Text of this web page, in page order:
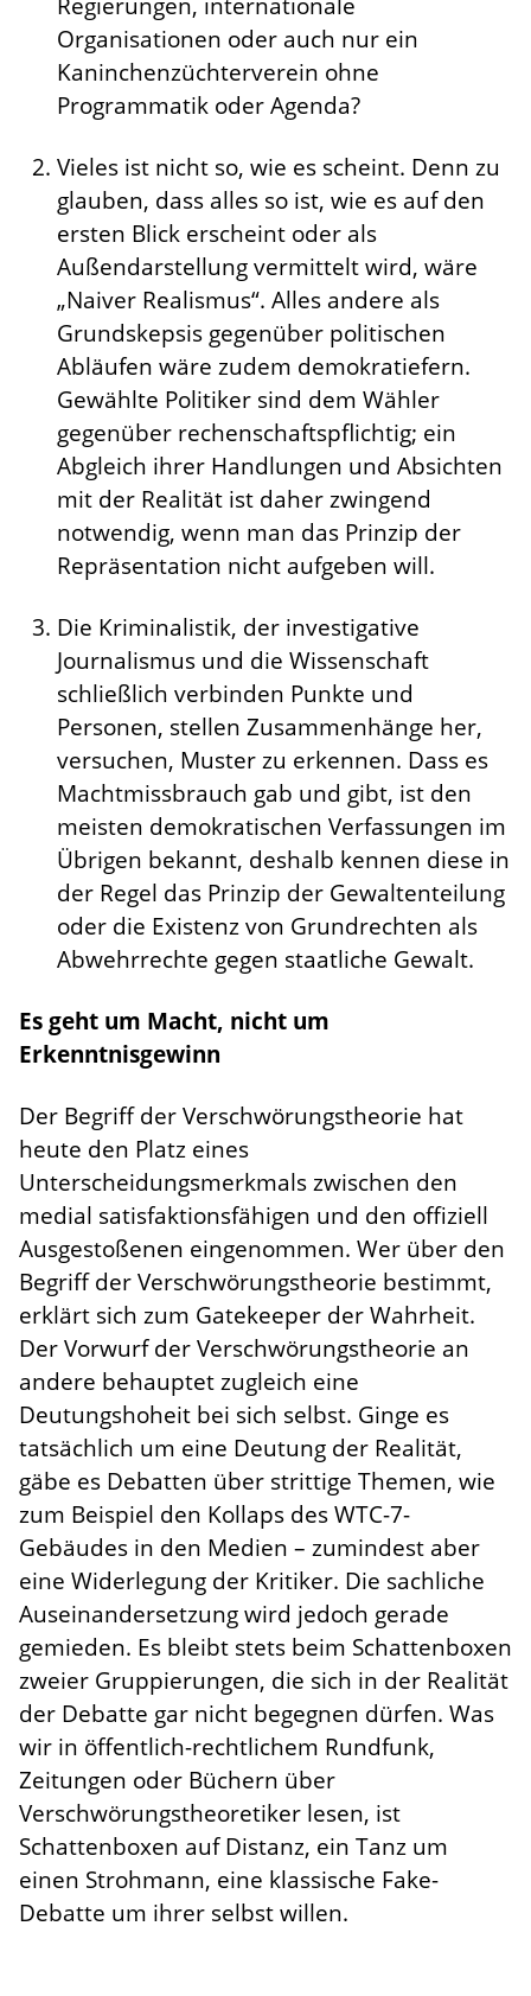
Organisationen oder auch nur ein
Kaninchenzüchterverein ohne
Programmatik oder Agenda?
Vieles ist nicht so, wie es scheint. Denn zu
glauben, dass alles so ist, wie es auf den
ersten Blick erscheint oder als
Außendarstellung vermittelt wird, wäre
„Naiver Realismus“. Alles andere als
Grundskepsis gegenüber politischen
Abläufen wäre zudem demokratiefern.
Gewählte Politiker sind dem Wähler
gegenüber rechenschaftspflichtig; ein
Abgleich ihrer Handlungen und Absichten
mit der Realität ist daher zwingend
notwendig, wenn man das Prinzip der
Repräsentation nicht aufgeben will.
Die Kriminalistik, der investigative
Journalismus und die Wissenschaft
schließlich verbinden Punkte und
Personen, stellen Zusammenhänge her,
versuchen, Muster zu erkennen. Dass es
Machtmissbrauch gab und gibt, ist den
meisten demokratischen Verfassungen im
Übrigen bekannt, deshalb kennen diese in
der Regel das Prinzip der Gewaltenteilung
oder die Existenz von Grundrechten als
Abwehrrechte gegen staatliche Gewalt.
Es geht um Macht, nicht um
Erkenntnisgewinn
Der Begriff der Verschwörungstheorie hat
heute den Platz eines
Unterscheidungsmerkmals zwischen den
medial satisfaktionsfähigen und den offiziell
Ausgestoßenen eingenommen. Wer über den
Begriff der Verschwörungstheorie bestimmt,
erklärt sich zum Gatekeeper der Wahrheit.
Der Vorwurf der Verschwörungstheorie an
andere behauptet zugleich eine
Deutungshoheit bei sich selbst. Ginge es
tatsächlich um eine Deutung der Realität,
gäbe es Debatten über strittige Themen, wie
zum Beispiel den Kollaps des WTC-7-
Gebäudes in den Medien – zumindest aber
eine Widerlegung der Kritiker. Die sachliche
Auseinandersetzung wird jedoch gerade
gemieden. Es bleibt stets beim Schattenboxen
zweier Gruppierungen, die sich in der Realität
der Debatte gar nicht begegnen dürfen. Was
wir in öffentlich-rechtlichem Rundfunk,
Zeitungen oder Büchern über
Verschwörungstheoretiker lesen, ist
Schattenboxen auf Distanz, ein Tanz um
einen Strohmann, eine klassische Fake-
Debatte um ihrer selbst willen.